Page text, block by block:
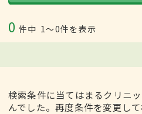
0 件中 1〜0件を表示
検索条件に当てはまるクリニ
んでした。再度条件を変更して